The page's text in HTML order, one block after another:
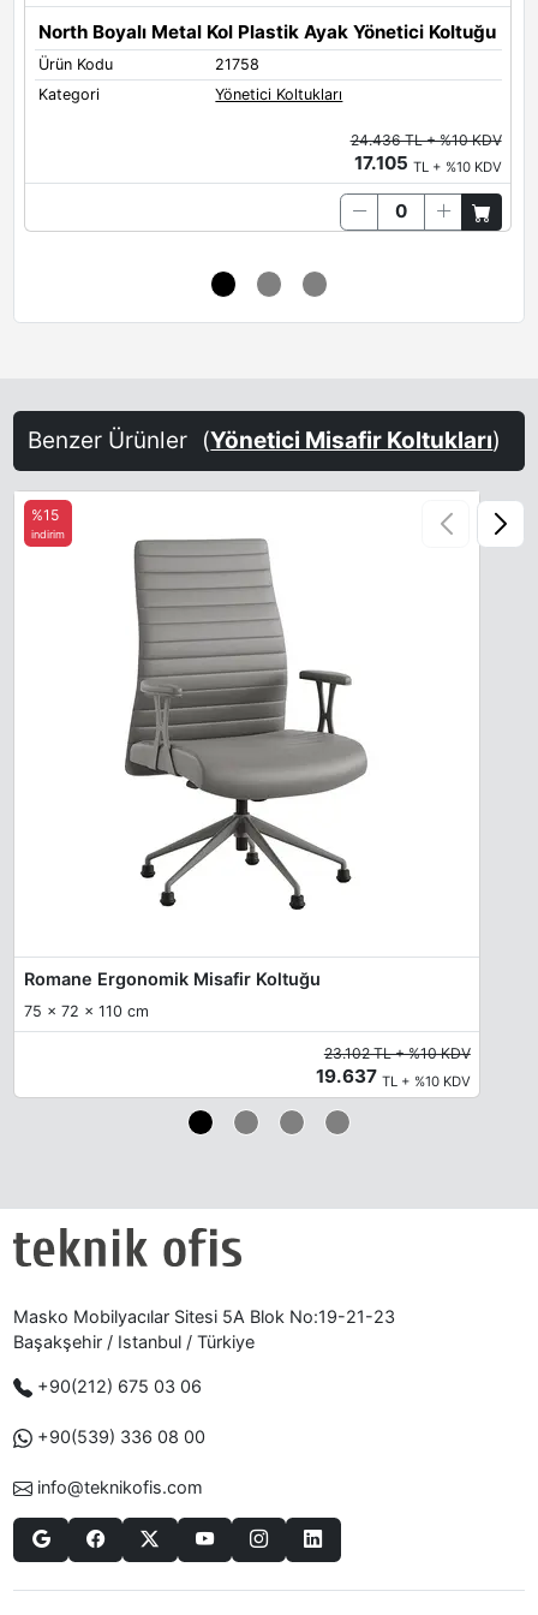
North Boyalı Metal Kol Plastik Ayak Yönetici Koltuğu
Ürün Kodu
21758
Kategori
Yönetici Koltukları
24.436 TL + %10 KDV
17.105 TL + %10 KDV
Benzer Ürünler (Yönetici Misafir Koltukları)
Romane Ergonomik Misafir Koltuğu
75 x 72 x 110 cm
%15
indirim
23.102 TL + %10 KDV
19.637 TL + %10 KDV
Masko Mobilyacılar Sitesi 5A Blok No:19-21-23
Başakşehir / Istanbul / Türkiye
+90(212) 675 03 06
+90(539) 336 08 00
info@teknikofis.com